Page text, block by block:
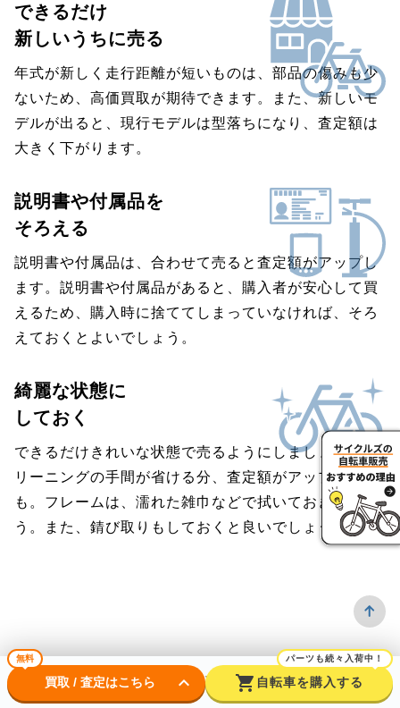
できるだけ
新しいうちに売る
年式が新しく走行距離が短いものは、部品の傷みも少
ないため、高価買取が期待できます。また、新しいモ
デルが出ると、現行モデルは型落ちになり、査定額は
大きく下がります。
説明書や付属品を
そろえる
説明書や付属品は、合わせて売ると査定額がアップし
ます。説明書や付属品があると、購入者が安心して買
えるため、購入時に捨ててしまっていなければ、そろ
えておくとよいでしょう。
綺麗な状態に
しておく
できるだけきれいな状態で売るようにしましょう。ク
リーニングの手間が省ける分、査定額がアップするか
も。フレームは、濡れた雑巾などで拭いておきましょ
う。また、錆び取りもしておくと良いでしょう。
よくある質問
無料
買取 / 査定はこちら keyboard_arrow_down shopping_cart
パーツも続々入荷中！
自転車を購入する